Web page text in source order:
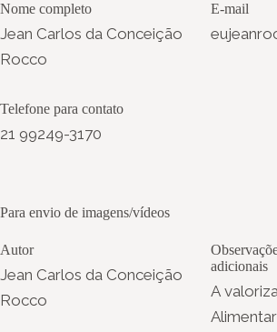
Nome completo
Jean Carlos da Conceição
Rocco
Telefone para contato
21 99249-3170
E-mail
Para envio de imagens/vídeos
Autor
Jean Carlos da Conceição
Rocco
adicionais
A